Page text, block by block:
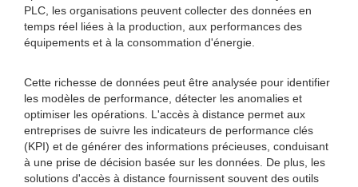
PLC, les organisations peuvent collecter des données en
temps réel liées à la production, aux performances des
équipements et à la consommation d'énergie.
Cette richesse de données peut être analysée pour identifier
les modèles de performance, détecter les anomalies et
optimiser les opérations. L'accès à distance permet aux
entreprises de suivre les indicateurs de performance clés
(KPI) et de générer des informations précieuses, conduisant
à une prise de décision basée sur les données. De plus, les
solutions d'accès à distance fournissent souvent des outils